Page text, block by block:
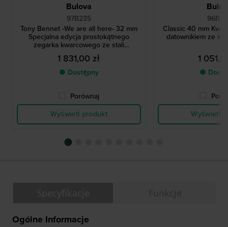
Bulova
97B235
Tony Bennet -We are all here- 32 mm
Specjalna edycja prostokątnego
zegarka kwarcowego ze stali
nierdzewnej w stylu vintage
1 831,00 zł
● Dostępny
Porównaj
Wyświetl produkt
Classic 40 mm
datownikiem ze
1
●
Wyświetl
Ogólne Informacje